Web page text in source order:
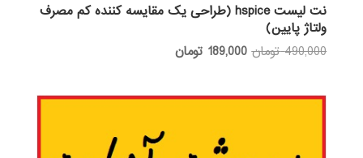
نت لیست hspice (طراحی یک مقایسه کننده کم مصرف
ولتاژ پایین)
490,000 تومان قیمت
189,000 تومانقیمت